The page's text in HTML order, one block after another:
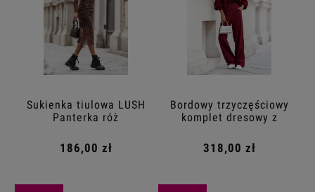
Sukienka tiulowa LUSH
Panterka róż
186,00 zł
Bordowy trzyczęściowy
komplet dresowy z
318,00 zł